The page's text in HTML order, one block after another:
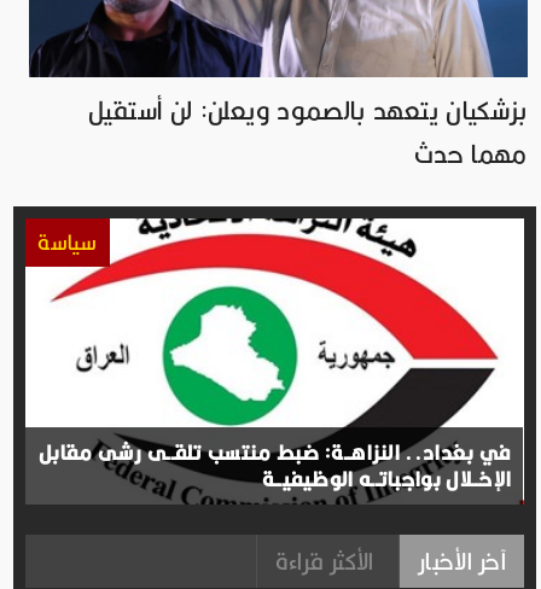
بزشكيان يتعهد بالصمود ويعلن: لن أستقيل
مهما حدث
سياسة
في بغداد.. النزاهــة: ضبط منتسب تلقــى رشى مقابل
الإخــلال بواجباتــه الوظيفيــة
آخر الأخبار الأكثر قراءة